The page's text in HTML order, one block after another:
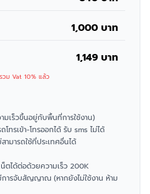
1,000 บาท
1,149 บาท
วม Vat 10% แล้ว
เร็วขึ้นอยู่กับพื้นที่การใช้งาน)
โทรเข้า-โทรออกได้ รับ sms ไม่ได้
ามารถใช้ที่ประเทศอื่นได้
ตได้ต่อด้วยความเร็ว 200K
ารจับสัญญาณ (หากยังไม่ใช้งาน ห้าม